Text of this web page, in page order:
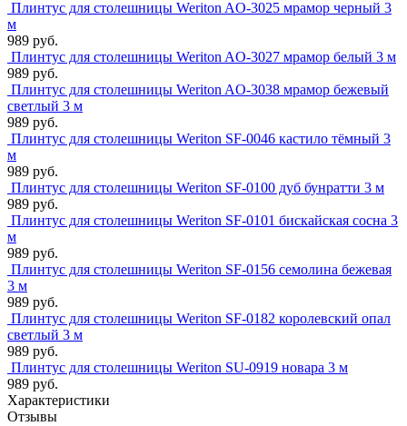
Плинтус для столешницы Weriton AO-3025 мрамор черный 3
м
989 руб.
Плинтус для столешницы Weriton AO-3027 мрамор белый 3 м
989 руб.
Плинтус для столешницы Weriton AO-3038 мрамор бежевый
светлый 3 м
989 руб.
Плинтус для столешницы Weriton SF-0046 кастило тёмный 3
м
989 руб.
Плинтус для столешницы Weriton SF-0100 дуб бунратти 3 м
989 руб.
Плинтус для столешницы Weriton SF-0101 бискайская сосна 3
м
989 руб.
Плинтус для столешницы Weriton SF-0156 семолина бежевая
3 м
989 руб.
Плинтус для столешницы Weriton SF-0182 королевский опал
светлый 3 м
989 руб.
Плинтус для столешницы Weriton SU-0919 новара 3 м
989 руб.
Характеристики
Отзывы